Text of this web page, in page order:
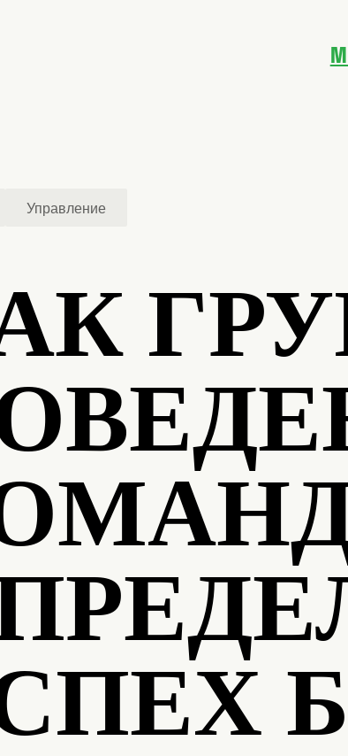
Управление